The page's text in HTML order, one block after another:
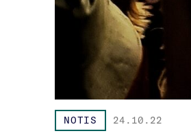
NOTIS 24.10.22